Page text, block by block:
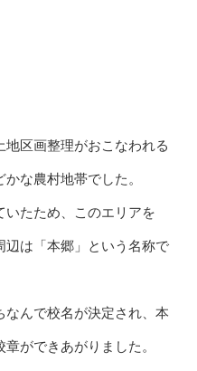
地区画整理がおこなわれる
な農村地帯でした。
いたため、このエリアを
辺は「本郷」という名称で
んで校名が決定され、本
ができあがりました。